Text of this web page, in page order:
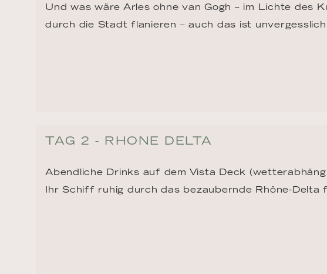
Und was wäre Arles ohne van Gogh – im Lichte des
durch die Stadt flanieren – auch das ist
TAG 2 - RHONE DELTA
Abendliche Drinks auf dem Vista Deck
Ihr Schiff ruhig durch das bezaubernde Rhône-Delta